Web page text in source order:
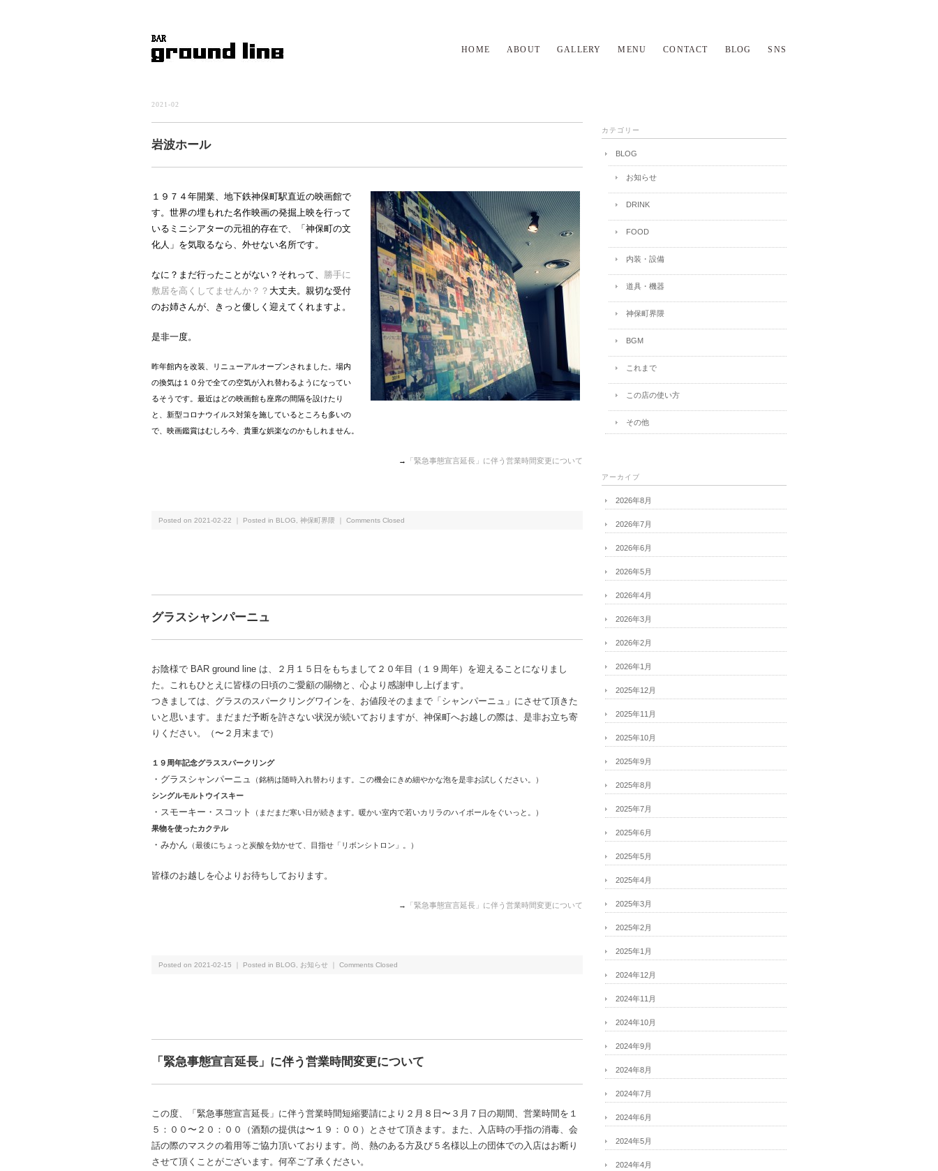
HOME ABOUT GALLERY MENU CONTACT BLOG SNS
2021-02
岩波ホール
１９７４年開業、地下鉄神保町駅直近の映画館で
す。 世界の埋もれた名作映画の発掘上映を行って
いるミニシアターの元祖的存在で、
「神保町の文
化人」を気取るなら、外せない名所です。
なに？まだ行ったことがない？それって、 勝手に
敷居を高くしてませんか？？ 大丈夫。親切な受付
のお姉さんが、きっと優しく迎えてくれますよ。
是非一度。
昨年館内を改装、リニューアルオープンされました。場内
の換気は１０分で全ての空気が入れ替わるようになってい
るそうです。最近はどの映画館も座席の間隔を設けたり
と、新型コロナウイルス対策を施しているところも多いの
で、映画鑑賞はむしろ今、貴重な娯楽なのかもしれません。
→ 「緊急事態宣言延長」に伴う営業時間変更について
Posted on 2021-02-22 ｜ Posted in BLOG 神保町界隈 Comments Closed
グラスシャンパーニュ
お陰様で BAR ground line は、２月１５日をもちまして２０年目（１９周年）を迎えることになりまし
た。これもひとえに皆様の日頃のご愛顧の賜物と、心より感謝申し上げます。
つきましては、グラスのスパークリングワインを、お値段そのままで「シャンパーニュ」にさせて頂きた
いと思います。まだまだ予断を許さない状況が続いておりますが、神保町へお越しの際は、是非お立ち寄
りください。（〜２月末まで）
１９周年記念グラススパークリング
・グラスシャンパーニュ
（銘柄は随時入れ替わります。この機会にきめ細やかな泡を是非お試しください。）
シングルモルトウイスキー
・スモーキー・スコット
（まだまだ寒い日が続きます。暖かい室内で若いカリラのハイボールをぐいっと。）
果物を使ったカクテル
・みかん （最後にちょっと炭酸を効かせて、目指せ「リボンシトロン」。）
皆様のお越しを心よりお待ちしております。
→ 「緊急事態宣言延長」に伴う営業時間変更について
Posted on 2021-02-15 ｜ Posted in BLOG お知らせ Comments Closed
「緊急事態宣言延長」に伴う営業時間変更について
この度、「緊急事態宣言延長」に伴う営業時間短縮要請により２月８日〜３月７日の期間、営業時間を１
５：００〜２０：００（酒類の提供は〜１９：００）とさせて頂きます。また、入店時の手指の消毒、会
話の際のマスクの着用等ご協力頂いております。尚、熱のある方及び５名様以上の団体での入店はお断り
させて頂くことがございます。何卒ご了承ください。
カテゴリー
BLOG
お知らせ
DRINK
FOOD
内装・設備
道具・機器
神保町界隈
BGM
これまで
この店の使い方
その他
アーカイブ
2026年8月
2026年7月
2026年6月
2026年5月
2026年4月
2026年3月
2026年2月
2026年1月
2025年12月
2025年11月
2025年10月
2025年9月
2025年8月
2025年7月
2025年6月
2025年5月
2025年4月
2025年3月
2025年2月
2025年1月
2024年12月
2024年11月
2024年10月
2024年9月
2024年8月
2024年7月
2024年6月
2024年5月
2024年4月